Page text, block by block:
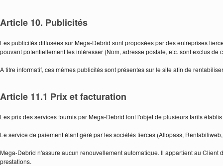
Article 10. Publicités
Les publicités diffusées sur Mega-Debrid sont proposées par des entreprises
pouvant potentiellement les intéresser (Nom, adresse postale, etc. sont exclus de
A titre informatif, ces mêmes publicités sont présentes sur le site afin de
Article 11.1 Prix et facturation
Les prix des services fournis par Mega-Debrid font l'objet de plusieurs tarifs
Le service de paiement étant géré par les sociétés tierces (Allopass,
Mega-Debrid n'assure aucun renouvellement automatique. Il appartient au
prestations.